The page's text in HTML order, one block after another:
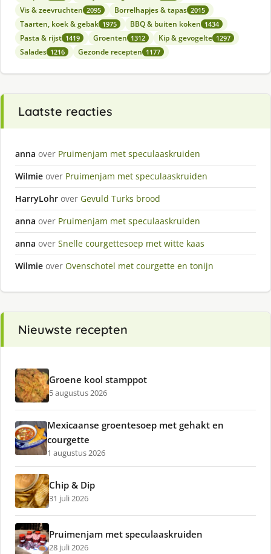
Vis & zeevruchten 2095 Borrelhapjes & tapas 2015
Taarten, koek & gebak 1975 BBQ & buiten koken 1434
Pasta & rijst 1419 Groenten 1312 Kip & gevogelte 1297
Salades 1216 Gezonde recepten 1177
Laatste reacties
anna over Pruimenjam met speculaaskruiden
Wilmie over Pruimenjam met speculaaskruiden
HarryLohr over Gevuld Turks brood
anna over Pruimenjam met speculaaskruiden
anna over Snelle courgettesoep met witte kaas
Wilmie over Ovenschotel met courgette en tonijn
Nieuwste recepten
Groene kool stamppot
5 augustus 2026
Mexicaanse groentesoep met gehakt en
courgette
1 augustus 2026
Chip & Dip
31 juli 2026
Pruimenjam met speculaaskruiden
28 juli 2026